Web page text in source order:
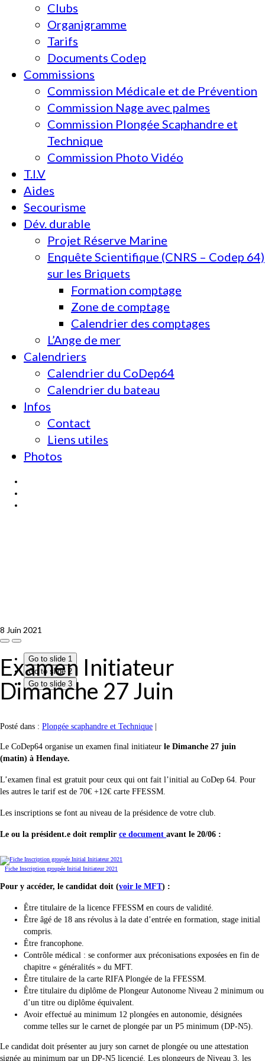
Clubs
Organigramme
Tarifs
Documents Codep
Commissions
Commission Médicale et de Prévention
Commission Nage avec palmes
Commission Plongée Scaphandre et
Technique
Commission Photo Vidéo
T.I.V
Aides
Secourisme
Dév. durable
Projet Réserve Marine
Enquête Scientifique (CNRS – Codep 64)
sur les Briquets
Formation comptage
Zone de comptage
Calendrier des comptages
L’Ange de mer
Calendriers
Calendrier du CoDep64
Calendrier du bateau
Infos
Contact
Liens utiles
Photos
Go to slide 1
Go to slide 2
Go to slide 3
8 Juin 2021
Examen Initiateur
Dimanche 27 Juin
Posté dans : Plongée scaphandre et Technique
Le CoDep64 organise un examen final initiateur le Dimanche 27 juin
(matin) à Hendaye.
L’examen final est gratuit pour ceux qui ont fait l’initial au CoDep 64. Pour
les autres le tarif est de 70€ +12€ carte FFESSM.
Les inscriptions se font au niveau de la présidence de votre club.
Le ou la président.e doit remplir ce document avant le 20/06 :
Fiche Inscription groupée Initial Initiateur 2021
Pour y accéder, le candidat doit (voir le MFT) :
Être titulaire de la licence FFESSM en cours de validité.
Être âgé de 18 ans révolus à la date d’entrée en formation, stage initial
compris.
Être francophone.
Contrôle médical : se conformer aux préconisations exposées en fin de
chapitre « généralités » du MFT.
Être titulaire de la carte RIFA Plongée de la FFESSM.
Être titulaire du diplôme de Plongeur Autonome Niveau 2 minimum ou
d’un titre ou diplôme équivalent.
Avoir effectué au minimum 12 plongées en autonomie, désignées
comme telles sur le carnet de plongée par un P5 minimum (DP-N5).
Le candidat doit présenter au jury son carnet de plongée ou une attestation
signée au minimum par un DP-N5 licencié. Les plongeurs de Niveau 3, les